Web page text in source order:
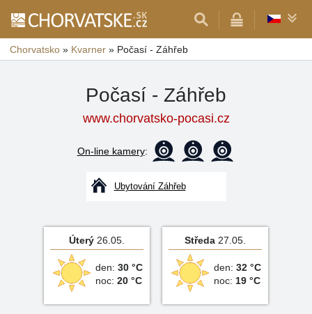
Chorvatsko » Kvarner » Počasí - Záhřeb
Počasí - Záhřeb
www.chorvatsko-pocasi.cz
On-line kamery:
Ubytování Záhřeb
Úterý 26.05.
den: 30 °C
noc: 20 °C
Středa 27.05.
den: 32 °C
noc: 19 °C